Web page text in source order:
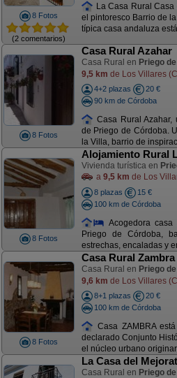
8 Fotos
(2 comentarios)
La Casa Rural
el pintoresco Barrio de
típica casa andaluza
8 Fotos
Casa Rural Azahar
Casa Rural en Priego
9,5 km de Los Villares
4+2 plazas
20 €
90 km de Córdoba
Casa Rural
de Priego de Córdoba.
la Villa, barrio de
8 Fotos
Alojamiento Rural
Vivienda turística en
a 9,5 km de Los
8 plazas
15 €
100 km de Córdoba
Acogedora
Priego de Córdoba,
estrechas, encaladas y
8 Fotos
Casa Rural Zambra
Casa Rural en Priego
9,6 km de Los Villares
8+1 plazas
20 €
100 km de Córdoba
Casa ZAMBRA
declarado Conjunto
el núcleo urbano
La Casa del
Casa Rural en Priego